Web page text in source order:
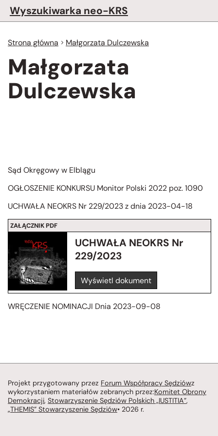
Wyszukiwarka neo-KRS
Strona główna Małgorzata Dulczewska
Małgorzata
Dulczewska
Sąd Okręgowy w Elblągu
OGŁOSZENIE KONKURSU Monitor Polski 2022 poz. 1090
UCHWAŁA NEOKRS Nr 229/2023 z dnia 2023-04-18
ZAŁĄCZNIK PDF
UCHWAŁA NEOKRS Nr
229/2023
Wyświetl dokument
WRĘCZENIE NOMINACJI Dnia 2023-09-08
Projekt przygotowany przez Forum Współpracy Sędziówz
wykorzystaniem materiałów zebranych przez:Komitet Obrony
Demokracji, Stowarzyszenie Sędziów Polskich „IUSTITIA”,
„THEMIS” Stowarzyszenie Sędziów• 2026 r.